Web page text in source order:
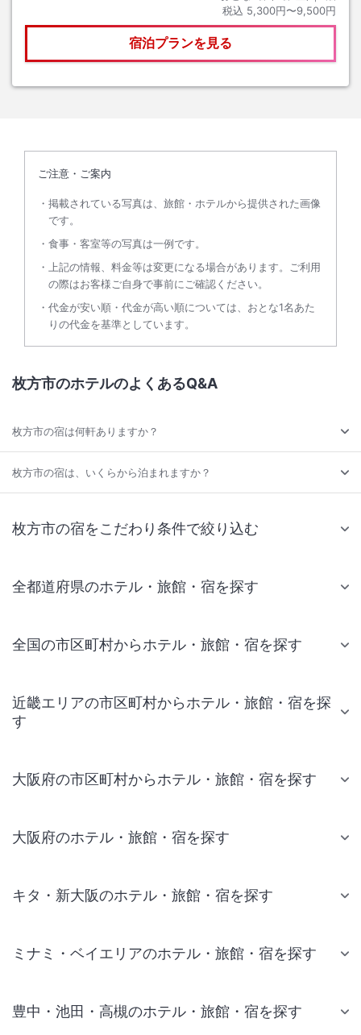
税込 5,300円〜9,500円
宿泊プランを見る
ご注意・ご案内
掲載されている写真は、旅館・ホテルから提供された画像
です。
食事・客室等の写真は一例です。
上記の情報、料金等は変更になる場合があります。ご利用
の際はお客様ご自身で事前にご確認ください。
代金が安い順・代金が高い順については、おとな1名あた
りの代金を基準としています。
枚方市のホテルのよくあるQ&A
枚方市の宿は何軒ありますか？
枚方市の宿は、いくらから泊まれますか？
枚方市の宿をこだわり条件で絞り込む
全都道府県のホテル・旅館・宿を探す
全国の市区町村からホテル・旅館・宿を探す
近畿エリアの市区町村からホテル・旅館・宿を探
す
大阪府の市区町村からホテル・旅館・宿を探す
大阪府のホテル・旅館・宿を探す
キタ・新大阪のホテル・旅館・宿を探す
ミナミ・ベイエリアのホテル・旅館・宿を探す
豊中・池田・高槻のホテル・旅館・宿を探す